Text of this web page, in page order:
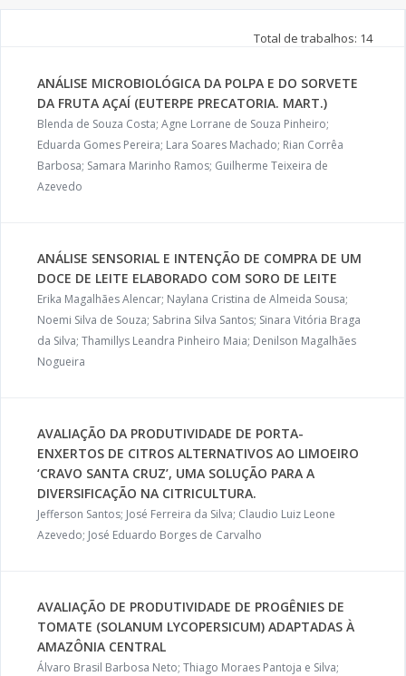
Total de trabalhos: 14
ANÁLISE MICROBIOLÓGICA DA POLPA E DO SORVETE
DA FRUTA AÇAÍ (EUTERPE PRECATORIA. MART.)
Blenda de Souza Costa; Agne Lorrane de Souza Pinheiro;
Eduarda Gomes Pereira; Lara Soares Machado; Rian Corrêa
Barbosa; Samara Marinho Ramos; Guilherme Teixeira de
Azevedo
ANÁLISE SENSORIAL E INTENÇÃO DE COMPRA DE UM
DOCE DE LEITE ELABORADO COM SORO DE LEITE
Erika Magalhães Alencar; Naylana Cristina de Almeida Sousa;
Noemi Silva de Souza; Sabrina Silva Santos; Sinara Vitória Braga
da Silva; Thamillys Leandra Pinheiro Maia; Denilson Magalhães
Nogueira
AVALIAÇÃO DA PRODUTIVIDADE DE PORTA-
ENXERTOS DE CITROS ALTERNATIVOS AO LIMOEIRO
‘CRAVO SANTA CRUZ’, UMA SOLUÇÃO PARA A
DIVERSIFICAÇÃO NA CITRICULTURA.
Jefferson Santos; José Ferreira da Silva; Claudio Luiz Leone
Azevedo; José Eduardo Borges de Carvalho
AVALIAÇÃO DE PRODUTIVIDADE DE PROGÊNIES DE
TOMATE (SOLANUM LYCOPERSICUM) ADAPTADAS À
AMAZÔNIA CENTRAL
Álvaro Brasil Barbosa Neto; Thiago Moraes Pantoja e Silva;